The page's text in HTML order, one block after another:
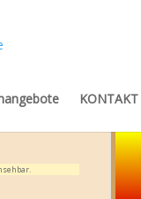
KONTAKT